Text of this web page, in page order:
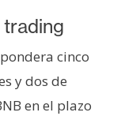
cinco
y dos de
en el plazo